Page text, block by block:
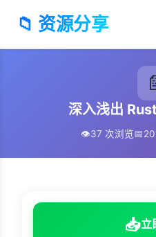
📁 资源分享
深入浅出
👁️37 次浏览📅
📥立